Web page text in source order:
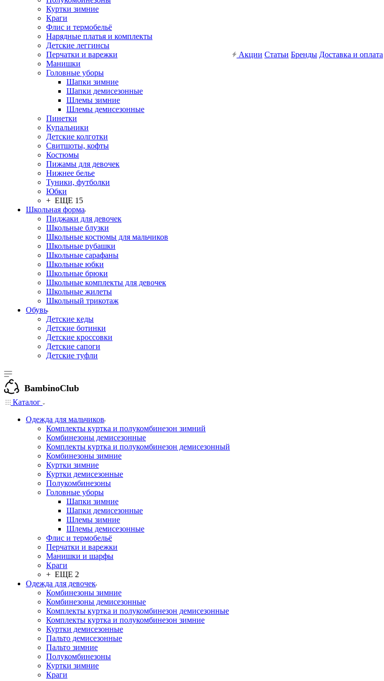
Куртки зимние
Краги
Флис и термобельё
Нарядные платья и комплекты
Детские леггинсы
Перчатки и варежки
Манишки
Головные уборы
Шапки зимние
Шапки демисезонные
Шлемы зимние
Шлемы демисезонные
Пинетки
Купальники
Детские колготки
Свитшоты, кофты
Костюмы
Пижамы для девочек
Нижнее белье
Туники, футболки
Юбки
+ ЕЩЕ 15
Школьная форма
Пиджаки для девочек
Школьные блузки
Школьные костюмы для мальчиков
Школьные рубашки
Школьные сарафаны
Школьные юбки
Школьные брюки
Школьные комплекты для девочек
Школьные жилеты
Школьный трикотаж
Обувь
Детские кеды
Детские ботинки
Детские кроссовки
Детские сапоги
Детские туфли
Акции Статьи Бренды Доставка и оплата
BambinoClub
Каталог
Одежда для мальчиков
Комплекты куртка и полукомбинезон зимний
Комбинезоны демисезонные
Комплекты куртка и полукомбинезон демисезонный
Комбинезоны зимние
Куртки зимние
Куртки демисезонные
Полукомбинезоны
Головные уборы
Шапки зимние
Шапки демисезонные
Шлемы зимние
Шлемы демисезонные
Флис и термобельё
Перчатки и варежки
Манишки и шарфы
Краги
+ ЕЩЕ 2
Одежда для девочек
Комбинезоны зимние
Комбинезоны демисезонные
Комплекты куртка и полукомбинезон демисезонные
Комплекты куртка и полукомбинезон зимние
Куртки демисезонные
Пальто демисезонные
Пальто зимние
Полукомбинезоны
Куртки зимние
Краги